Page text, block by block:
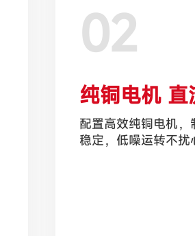
02
纯铜电机
配置高效纯铜电机
稳定，低噪运转不